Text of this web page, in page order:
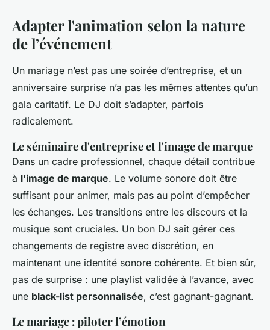
Adapter l'animation selon la nature
de l’événement
Un mariage n’est pas une soirée d’entreprise, et un
anniversaire surprise n’a pas les mêmes attentes qu’un
gala caritatif. Le DJ doit s’adapter, parfois
radicalement.
Le séminaire d'entreprise et l'image de marque
Dans un cadre professionnel, chaque détail contribue
à l’image de marque. Le volume sonore doit être
suffisant pour animer, mais pas au point d’empêcher
les échanges. Les transitions entre les discours et la
musique sont cruciales. Un bon DJ sait gérer ces
changements de registre avec discrétion, en
maintenant une identité sonore cohérente. Et bien sûr,
pas de surprise : une playlist validée à l’avance, avec
une black-list personnalisée, c’est gagnant-gagnant.
Le mariage : piloter l’émotion